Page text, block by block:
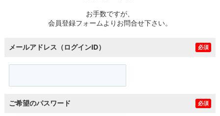
お手数ですが、
会員登録フォームよりお問合せ下さい。
メールアドレス（ログインID） 必須
ご希望のパスワード 必須